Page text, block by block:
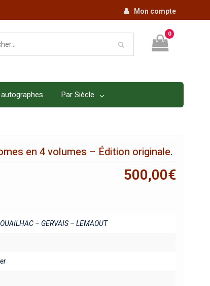
Mon compte
0
Par Siècle
en 4 volumes – Édition originale.
500,00€
– GERVAIS – LEMAOUT